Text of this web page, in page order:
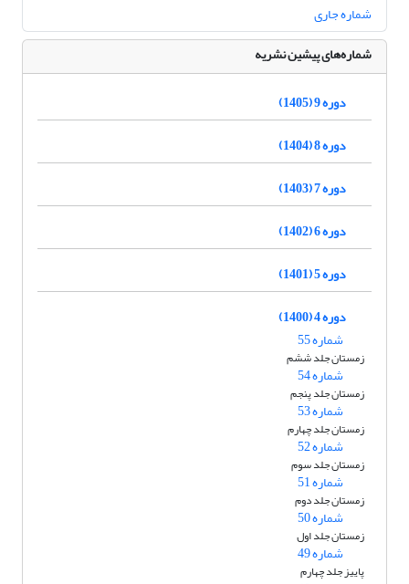
شماره جاری
شماره‌های پیشین نشریه
دوره 9 (1405)
دوره 8 (1404)
دوره 7 (1403)
دوره 6 (1402)
دوره 5 (1401)
دوره 4 (1400)
شماره 55
زمستان جلد ششم
شماره 54
زمستان جلد پنجم
شماره 53
زمستان جلد چهارم
شماره 52
زمستان جلد سوم
شماره 51
زمستان جلد دوم
شماره 50
زمستان جلد اول
شماره 49
پاییز جلد چهارم